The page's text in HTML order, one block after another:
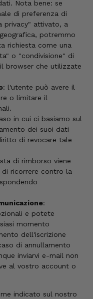
Nota bene: se
di preferenza di
privacy" attivato, a
potremmo
richiesta come una
o "condivisione" di
browser che utilizzate
: l'utente può avere il
o limitare il
in cui ci basiamo sul
dei suoi dati
di revocare tale
di rimborso viene
ricorrere contro la
:
e potete
momento
dell'iscrizione
di annullamento
inviarvi e-mail non
al vostro account o
indicato sul nostro